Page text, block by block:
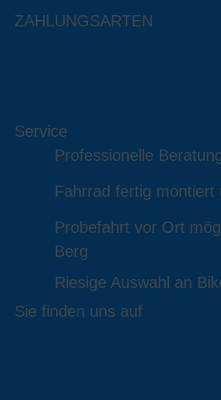
ZAHLUNGSARTEN
Service
Professionelle
Fahrrad fertig montiert
Probefahrt vor Ort
Berg
Riesige Auswahl an
Sie finden uns auf